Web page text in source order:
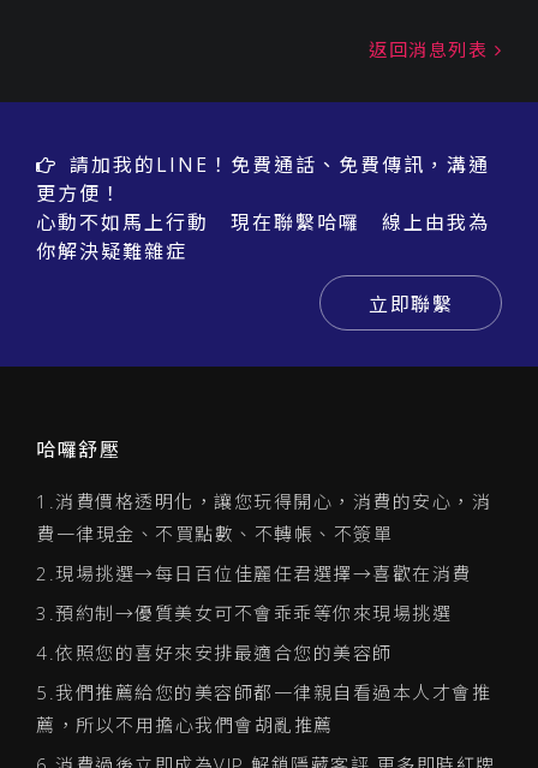
返回消息列表
請加我的LINE！免費通話、免費傳訊，溝通
更方便！
心動不如馬上行動 現在聯繫哈囉 線上由我為
你解決疑難雜症
立即聯繫
哈囉舒壓
1.消費價格透明化，讓您玩得開心，消費的安心，消
費一律現金、不買點數、不轉帳、不簽單
2.現場挑選→每日百位佳麗任君選擇→喜歡在消費
3.預約制→優質美女可不會乖乖等你來現場挑選
4.依照您的喜好來安排最適合您的美容師
5.我們推薦給您的美容師都一律親自看過本人才會推
薦，所以不用擔心我們會胡亂推薦